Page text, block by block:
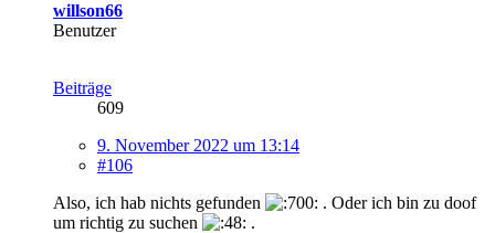
willson66
Benutzer
Beiträge
609
9. November 2022 um 13:14
#106
Also, ich hab nichts gefunden
. Oder ich bin zu doof
um richtig zu suchen
.